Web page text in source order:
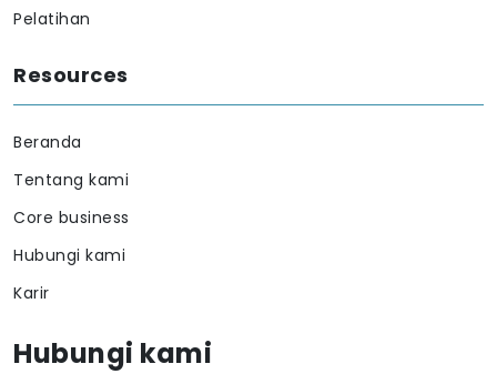
Hubungi kami
Pelatihan
Resources
Beranda
Tentang kami
Core business
Hubungi kami
Karir